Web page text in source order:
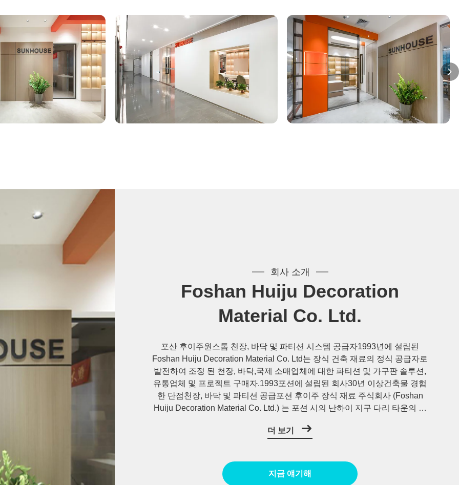
회사 소개
Foshan Huiju Decoration
Material Co. Ltd.
포산 후이주원스톱 천장, 바닥 및 파티션 시스템 공급자1993년에 설립된
Foshan Huiju Decoration Material Co. Ltd는 장식 건축 재료의 정식 공급자로
발전하여 조정 된 천장, 바닥,국제 소매업체에 대한 파티션 및 가구판 솔루션,
유통업체 및 프로젝트 구매자.1993포션에 설립된 회사30년 이상건축물 경험
한 단점천장, 바닥 및 파티션 공급포션 후이주 장식 재료 주식회사 (Foshan
Huiju Decoration Material Co. Ltd.) 는 포션 시의 난하이 지구 다리 타운의 웨
제품 시스템을 구축했습니다., 실내 및 외부 바닥, 분단 벽 솔루션 및 주택, 상
의 고객에는 건축 재료 유통업체, 수입업체, 도매업체 등...
더 보기
지금 얘기해